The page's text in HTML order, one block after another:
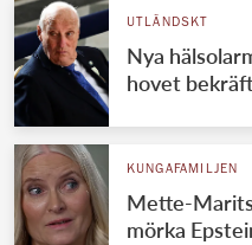
UTLÄNDSKT
Nya
hovet
KUNGAFAMILJEN
Mette-
mörka